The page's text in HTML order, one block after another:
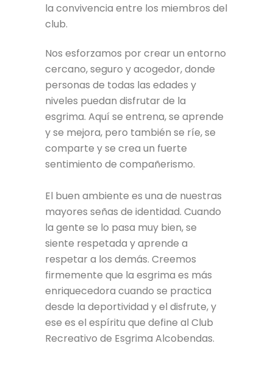
la convivencia entre los miembros del
club.
Nos esforzamos por crear un entorno
cercano, seguro y acogedor, donde
personas de todas las edades y
niveles puedan disfrutar de la
esgrima. Aquí se entrena, se aprende
y se mejora, pero también se ríe, se
comparte y se crea un fuerte
sentimiento de compañerismo.
El buen ambiente es una de nuestras
mayores señas de identidad. Cuando
la gente se lo pasa muy bien, se
siente respetada y aprende a
respetar a los demás. Creemos
firmemente que la esgrima es más
enriquecedora cuando se practica
desde la deportividad y el disfrute, y
ese es el espíritu que define al Club
Recreativo de Esgrima Alcobendas.